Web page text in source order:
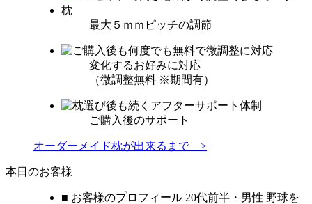
最大５ｍｍピッチの調節
変化するお好みに対応
（微調整無料 ※期間有）
ご購入後のサポート
オーダーメイド枕が出来るまで >
本日のお客様
■ お客様のプロフィール 20代前半・男性 野球を